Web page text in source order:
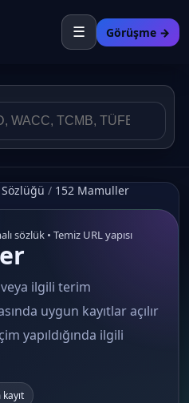
☰ Görüşme →
/ 152 Mamuller
sözlük • Temiz URL yapısı
ilgili terim
uygun kayıtlar açılır
yapıldığında ilgili